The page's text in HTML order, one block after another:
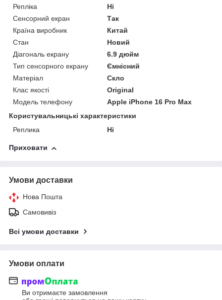
Репліка
Ні
Сенсорний екран
Так
Країна виробник
Китай
Стан
Новий
Діагональ екрану
6.9 дюйм
Тип сенсорного екрану
Ємнісний
Матеріал
Скло
Клас якості
Original
Модель телефону
Apple iPhone 16 Pro Max
Користувальницькі характеристики
Реплика
Ні
Приховати
Умови доставки
Нова Пошта
Самовивіз
Всі умови доставки
Умови оплати
Ви отримаєте замовлення